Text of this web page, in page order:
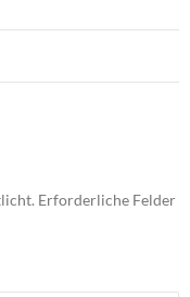
Erforderliche Felder